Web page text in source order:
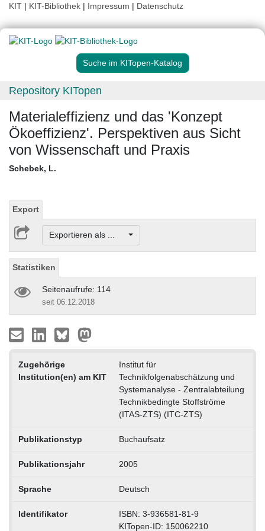
KIT | KIT-Bibliothek | Impressum | Datenschutz
Suche im KITopen-Katalog
Repository KITopen
Materialeffizienz und das 'Konzept
Ökoeffizienz'. Perspektiven aus Sicht
von Wissenschaft und Praxis
Schebek, L.
Export
Exportieren als ...
Statistiken
Seitenaufrufe: 114
seit 06.12.2018
Zugehörige
Institution(en) am KIT
Institut für
Technikfolgenabschätzung und
Systemanalyse - Zentralabteilung
Technikbedingte Stoffströme
(ITAS-ZTS) (ITC-ZTS)
Publikationstyp Buchaufsatz
Publikationsjahr 2005
Sprache Deutsch
Identifikator
ISBN: 3-936581-81-9
KITopen-ID: 150062210